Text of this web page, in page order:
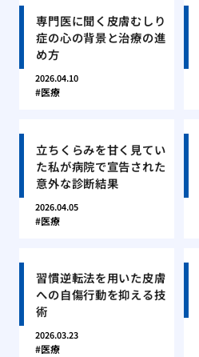
専門医に聞く皮膚むしり
症の心の背景と治療の進
め方
2026.04.10
医療
立ちくらみを甘く見てい
た私が病院で宣告された
意外な診断結果
2026.04.05
医療
習慣逆転法を用いた皮膚
への自傷行動を抑える技
術
2026.03.23
医療